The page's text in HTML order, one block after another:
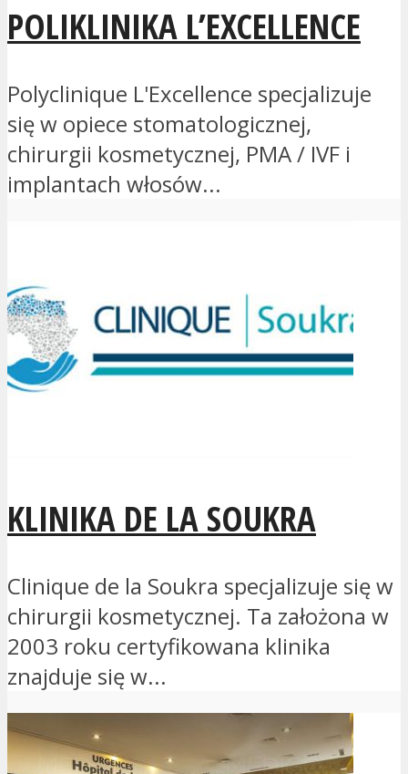
POLIKLINIKA L’EXCELLENCE
Polyclinique L'Excellence specjalizuje
się w opiece stomatologicznej,
chirurgii kosmetycznej, PMA / IVF i
implantach włosów...
KLINIKA DE LA SOUKRA
Clinique de la Soukra specjalizuje się w
chirurgii kosmetycznej. Ta założona w
2003 roku certyfikowana klinika
znajduje się w...